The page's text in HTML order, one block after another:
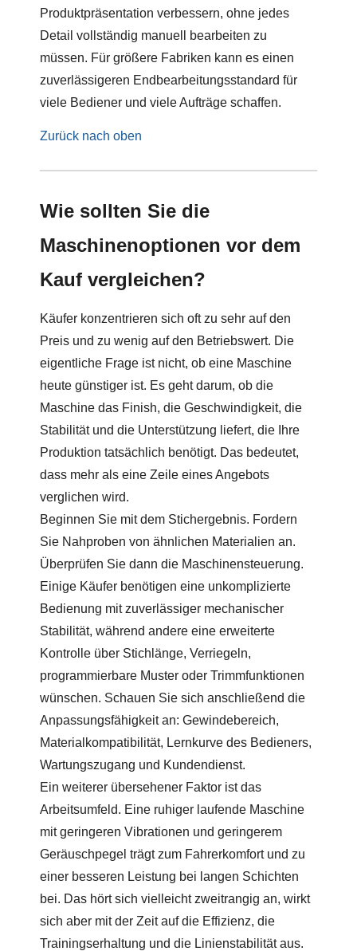
Produktpräsentation verbessern, ohne jedes
Detail vollständig manuell bearbeiten zu
müssen. Für größere Fabriken kann es einen
zuverlässigeren Endbearbeitungsstandard für
viele Bediener und viele Aufträge schaffen.
Zurück nach oben
Wie sollten Sie die
Maschinenoptionen vor dem
Kauf vergleichen?
Käufer konzentrieren sich oft zu sehr auf den
Preis und zu wenig auf den Betriebswert. Die
eigentliche Frage ist nicht, ob eine Maschine
heute günstiger ist. Es geht darum, ob die
Maschine das Finish, die Geschwindigkeit, die
Stabilität und die Unterstützung liefert, die Ihre
Produktion tatsächlich benötigt. Das bedeutet,
dass mehr als eine Zeile eines Angebots
verglichen wird.
Beginnen Sie mit dem Stichergebnis. Fordern
Sie Nahproben von ähnlichen Materialien an.
Überprüfen Sie dann die Maschinensteuerung.
Einige Käufer benötigen eine unkomplizierte
Bedienung mit zuverlässiger mechanischer
Stabilität, während andere eine erweiterte
Kontrolle über Stichlänge, Verriegeln,
programmierbare Muster oder Trimmfunktionen
wünschen. Schauen Sie sich anschließend die
Anpassungsfähigkeit an: Gewindebereich,
Materialkompatibilität, Lernkurve des Bedieners,
Wartungszugang und Kundendienst.
Ein weiterer übersehener Faktor ist das
Arbeitsumfeld. Eine ruhiger laufende Maschine
mit geringeren Vibrationen und geringerem
Geräuschpegel trägt zum Fahrerkomfort und zu
einer besseren Leistung bei langen Schichten
bei. Das hört sich vielleicht zweitrangig an, wirkt
sich aber mit der Zeit auf die Effizienz, die
Trainingserhaltung und die Linienstabilität aus.